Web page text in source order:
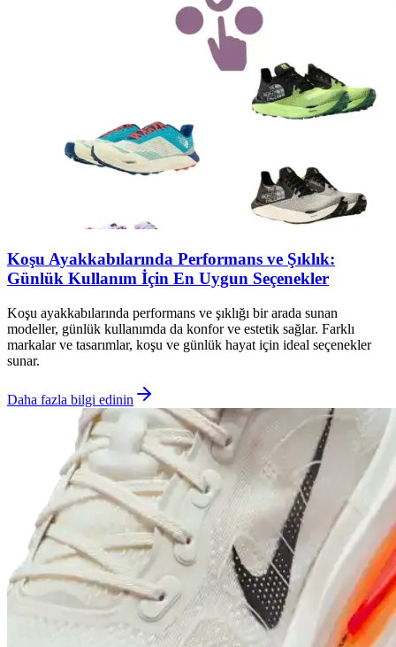
Koşu Ayakkabılarında Performans ve Şıklık:
Günlük Kullanım İçin En Uygun Seçenekler
Koşu ayakkabılarında performans ve şıklığı bir arada sunan
modeller, günlük kullanımda da konfor ve estetik sağlar. Farklı
markalar ve tasarımlar, koşu ve günlük hayat için ideal seçenekler
sunar.
Daha fazla bilgi edinin